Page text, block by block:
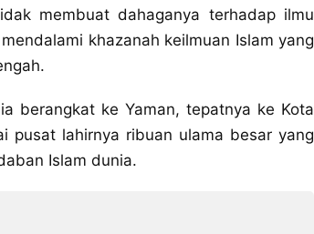
membuat dahaganya terhadap ilmu
khazanah keilmuan Islam yang
berangkat ke Yaman, tepatnya ke Kota
pusat lahirnya ribuan ulama besar yang
Islam dunia.